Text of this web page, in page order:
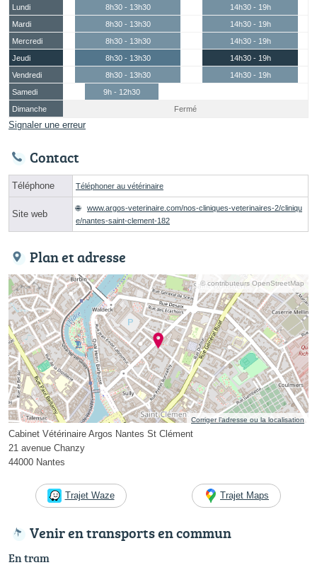
Lundi 8h30 - 13h30
14h30 - 19h
Mardi
8h30 - 13h30
14h30 - 19h
Mercredi
8h30 - 13h30
14h30 - 19h
Jeudi
8h30 - 13h30
14h30 - 19h
Vendredi
8h30 - 13h30
14h30 - 19h
Samedi
9h - 12h30
Dimanche
Fermé
Signaler une erreur
Contact
Téléphone Téléphoner au vétérinaire
Site web
www.argos-veterinaire.com/nos-cliniques-veterinaires-2/cliniqu
e/nantes-saint-clement-182
Plan et adresse
© contributeurs OpenStreetMap
Corriger l’adresse ou la localisation
Cabinet Vétérinaire Argos Nantes St Clément
21 avenue Chanzy
44000 Nantes
Trajet Waze Trajet Maps
Venir en transports en commun
En tram